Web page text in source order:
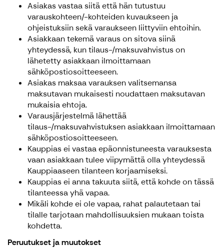
Asiakas vastaa siitä että hän tutustuu
varauskohteen/-kohteiden kuvaukseen ja
ohjeistuksiin sekä varaukseen liittyviin ehtoihin.
Asiakkaan tekemä varaus on sitova siinä
yhteydessä, kun tilaus-/maksuvahvistus on
lähetetty asiakkaan ilmoittamaan
sähköpostiosoitteeseen.
Asiakas maksaa varauksen valitsemansa
maksutavan mukaisesti noudattaen maksutavan
mukaisia ehtoja.
Varausjärjestelmä lähettää
tilaus-/maksuvahvistuksen asiakkaan ilmoittamaan
sähköpostiosoitteeseen.
Kauppias ei vastaa epäonnistuneesta varauksesta
vaan asiakkaan tulee viipymättä olla yhteydessä
Kauppiaaseen tilanteen korjaamiseksi.
Kauppias ei anna takuuta siitä, että kohde on tässä
tilanteessa yhä vapaa.
Mikäli kohde ei ole vapaa, rahat palautetaan tai
tilalle tarjotaan mahdollisuuksien mukaan toista
kohdetta.
Peruutukset ja muutokset